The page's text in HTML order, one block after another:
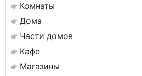
Комнаты
Дома
Части домов
Кафе
Магазины